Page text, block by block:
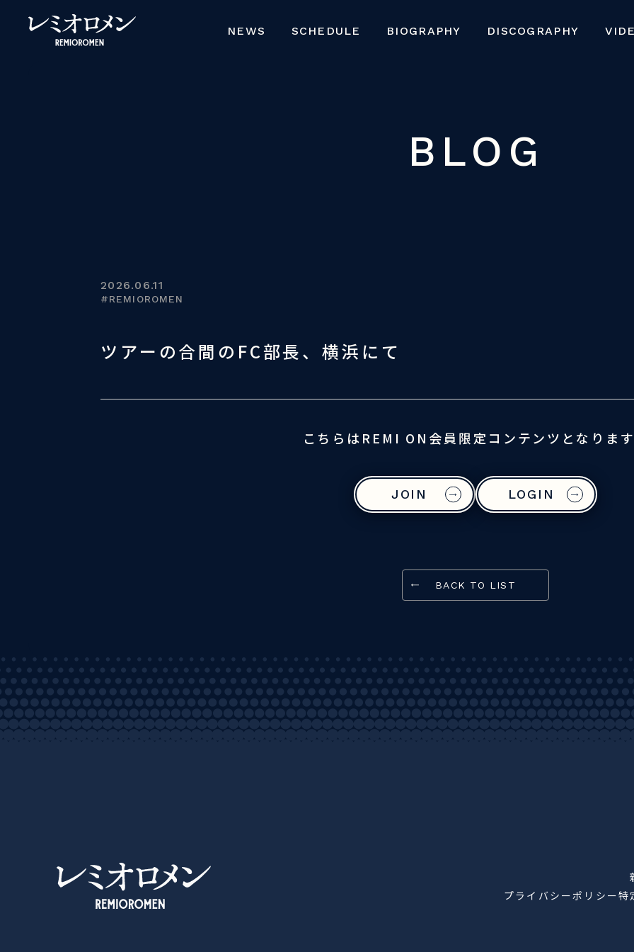
NEWS SCHEDULE BIOGRAPHY DISCOGRAPHY
BLOG
2026.06.11
#REMIOROMEN
ツアーの合間のFC部長、横浜にて
こちらはREMI ON会員限定コンテンツとなりま
JOIN LOGIN
BACK TO LIST
レミオロメン OFFICIAL SITE
プライバシーポリシー特